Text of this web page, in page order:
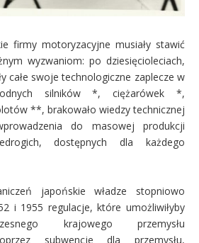
firmy motoryzacyjne musiały stawić
wyzwaniom: po dziesięcioleciach,
całe swoje technologiczne zaplecze w
silników *, ciężarówek *,
**, brakowało wiedzy technicznej
do masowej produkcji
dostępnych dla każdego
japońskie władze stopniowo
i 1955 regulacje, które umożliwiłyby
krajowego przemysłu
subwencje dla przemysłu,